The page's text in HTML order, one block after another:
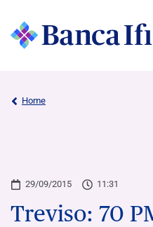
Home
29/09/2015 11:31
Treviso: 70